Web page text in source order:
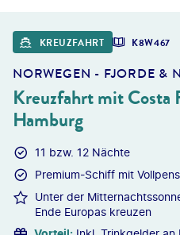
KREUZFAHRT K8W467
NORWEGEN - FJORDE &
Kreuzfahrt mit Costa
Hamburg
11 bzw. 12 Nächte
Premium-Schiff mit
Unter der
Ende Europas kreuzen